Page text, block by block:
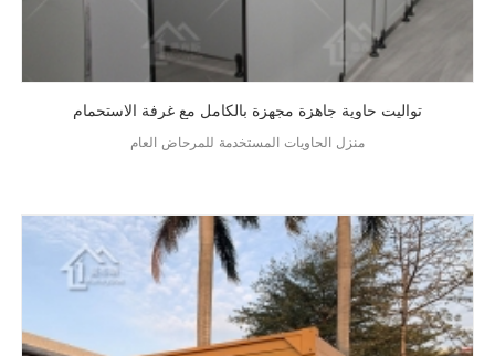
تواليت حاوية جاهزة مجهزة بالكامل مع غرفة الاستحمام
منزل الحاويات المستخدمة للمرحاض العام